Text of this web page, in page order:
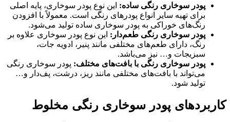
پودر سوخاری رنگی ساده: این نوع پودر سوخاری، پایه اصلی
برای تهیه سایر انواع پودرهای رنگی است. معمولاً با افزودن
رنگ‌های خوراکی به پودر سوخاری ساده تولید می‌شود.
پودر سوخاری رنگی طعم‌دار: این نوع پودر سوخاری علاوه بر
رنگ، دارای طعم‌های مختلفی مانند پنیر، ادویه جات،
سبزیجات و… نیز می‌باشد.
پودر سوخاری رنگی با بافت‌های مختلف: پودر سوخاری رنگی
می‌تواند با بافت‌های مختلفی مانند ریز، درشت، پف‌دار و…
تولید شود.
کاربردهای پودر سوخاری رنگی مخلوط